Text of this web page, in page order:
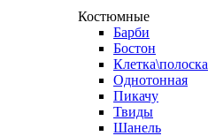
Костюмные
Барби
Бостон
Клетка\полоска
Однотонная
Пикачу
Твиды
Шанель